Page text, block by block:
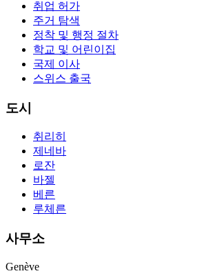
취업 허가
주거 탐색
정착 및 행정 절차
학교 및 어린이집
국제 이사
스위스 출국
도시
취리히
제네바
로잔
바젤
베른
루체른
사무소
Genève